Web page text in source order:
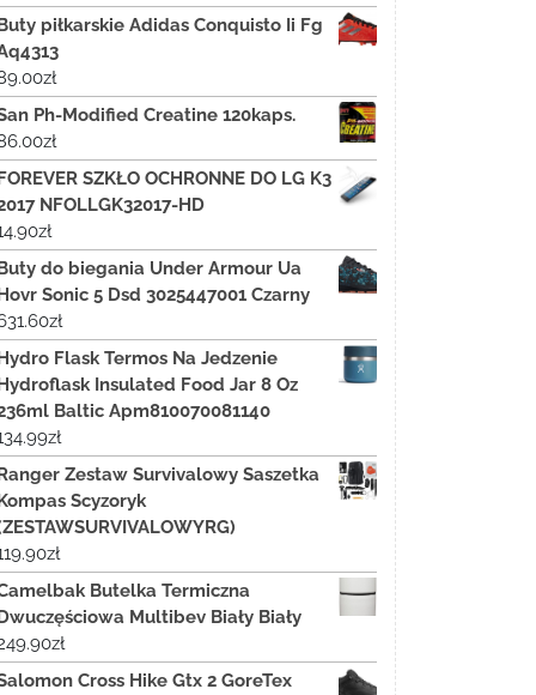
piłkarskie Adidas Conquisto Ii Fg
zł
Ph-Modified Creatine 120kaps.
zł
SZKŁO OCHRONNE DO LG K3
NFOLLGK32017-HD
zł
do biegania Under Armour Ua
Sonic 5 Dsd 3025447001 Czarny
zł
Flask Termos Na Jedzenie
Insulated Food Jar 8 Oz
Baltic Apm810070081140
zł
Zestaw Survivalowy Saszetka
Scyzoryk
zł
Butelka Termiczna
Multibev Biały Biały
zł
Cross Hike Gtx 2 GoreTex